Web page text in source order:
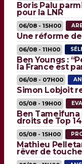
Boris Palu
pour la LNR
06/08 - 15H00
Une réforme
06/08 - 11H00
Ben Youngs :
la France est
06/08 - 07H00
Simon Lobjoit
05/08 - 19H00
Ben
droits de Top
05/08 - 15H00
Mathieu
rêver de